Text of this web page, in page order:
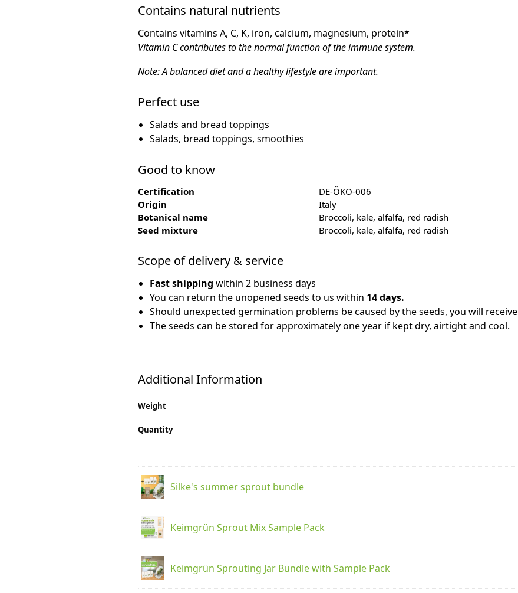
Contains natural nutrients
Contains vitamins A, C, K, iron, calcium, magnesium, protein*
Vitamin C contributes to the normal function of the immune system.
Note: A balanced diet and a healthy lifestyle are important.
Perfect use
Salads and bread toppings
Salads, bread toppings, smoothies
Good to know
Certification
DE-ÖKO-006
Origin
Italy
Botanical name
Broccoli, kale, alfalfa, red radish
Seed mixture
Broccoli, kale, alfalfa, red radish
Scope of delivery & service
Fast shipping within 2 business days
You can return the unopened seeds to us within 14 days.
Should unexpected germination problems be caused by the seeds, you will receive
The seeds can be stored for approximately one year if kept dry, airtight and cool.
Additional Information
Weight
Quantity
Silke's summer sprout bundle
Keimgrün Sprout Mix Sample Pack
Keimgrün Sprouting Jar Bundle with Sample Pack